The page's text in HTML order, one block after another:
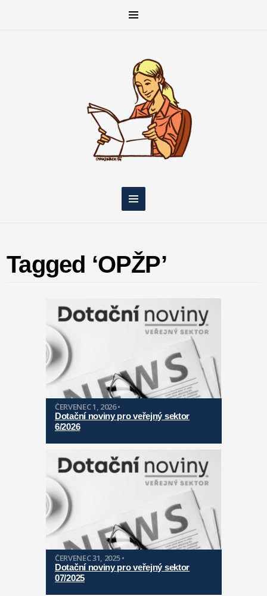
Tagged ‘OPŽP’
ČERVENEC 1, 2026 •
Dotační noviny pro veřejný sektor
6/2026
ČERVENEC 31, 2025 •
Dotační noviny pro veřejný sektor
07/2025